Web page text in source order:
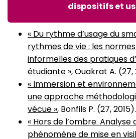
dispositifs et
« Du rythme d’usage du
rythmes de vie : les
informelles des pratiques
étudiante », Ouakrat A. (27,
« Immersion et
une approche
vécue », Bonfils P. (27, 2015).
« Hors de l’ombre.
phénomène de mise en